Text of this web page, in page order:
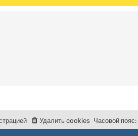
Часовой пояс:
Удалить cookies
трацией